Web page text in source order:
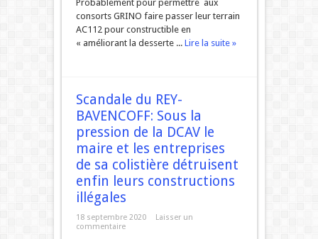
Probablement pour permettre aux
consorts GRINO faire passer leur terrain
AC112 pour constructible en
« améliorant la desserte ... Lire la suite »
Scandale du REY-
BAVENCOFF: Sous la
pression de la DCAV le
maire et les entreprises
de sa colistière détruisent
enfin leurs constructions
illégales
18 septembre 2020
Laisser un
commentaire